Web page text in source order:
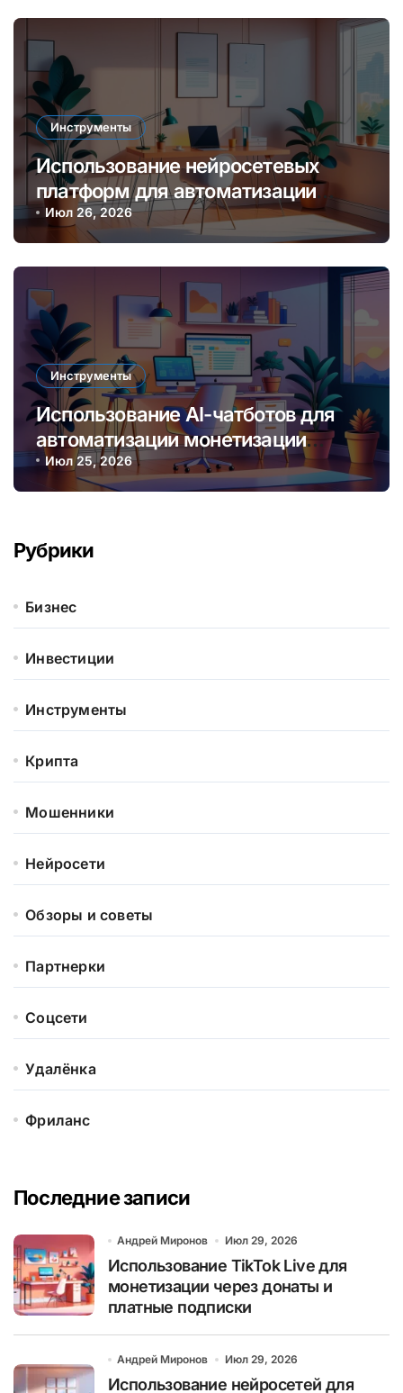
Инструменты
Использование нейросетевых
платформ для автоматизации
создания контента и монетизации
онлайн
Июл 26, 2026
Инструменты
Использование AI-чатботов для
автоматизации монетизации
контента и услуг онлайн
Июл 25, 2026
Рубрики
Бизнес
Инвестиции
Инструменты
Крипта
Мошенники
Нейросети
Обзоры и советы
Партнерки
Соцсети
Удалёнка
Фриланс
Последние записи
Андрей Миронов Июл 29, 2026
Использование TikTok Live для
монетизации через донаты и
платные подписки
Андрей Миронов Июл 29, 2026
Использование нейросетей для